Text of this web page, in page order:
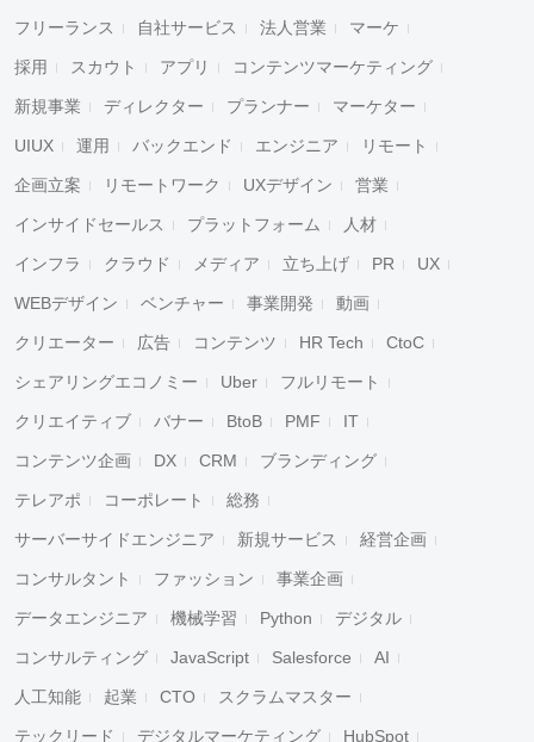
フリーランス 自社サービス 法人営業 マーケ
採用 スカウト アプリ コンテンツマーケティング
新規事業 ディレクター プランナー マーケター
UIUX 運用 バックエンド エンジニア リモート
企画立案 リモートワーク UXデザイン 営業
インサイドセールス プラットフォーム 人材
インフラ クラウド メディア 立ち上げ PR UX
WEBデザイン ベンチャー 事業開発 動画
クリエーター 広告 コンテンツ HR Tech CtoC
シェアリングエコノミー Uber フルリモート
クリエイティブ バナー BtoB PMF IT
コンテンツ企画 DX CRM ブランディング
テレアポ コーポレート 総務
サーバーサイドエンジニア 新規サービス 経営企画
コンサルタント ファッション 事業企画
データエンジニア 機械学習 Python デジタル
コンサルティング JavaScript Salesforce AI
人工知能 起業 CTO スクラムマスター
テックリード デジタルマーケティング HubSpot